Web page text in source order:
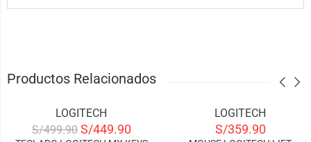
Productos Relacionados
LOGITECH
S/499.90 S/449.90 AGOTADO
LOGITECH
S/359.90